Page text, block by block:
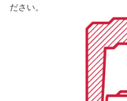
ださい。